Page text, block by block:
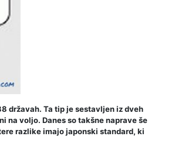
državah. Ta tip je sestavljen iz dveh
na voljo. Danes so takšne naprave še
razlike imajo japonski standard, ki